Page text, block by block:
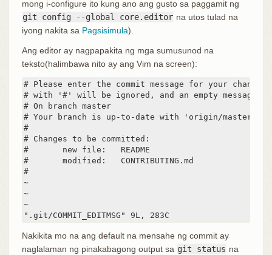
mong i-configure ito kung ano ang gusto sa paggamit ng
git config --global core.editor na utos tulad na
iyong nakita sa Pagsisimula).
Ang editor ay nagpapakita ng mga sumusunod na
teksto(halimbawa nito ay ang Vim na screen):
# Please enter the commit message for your
# with '#' will be ignored, and an empty message
# On branch master
# Your branch is up-to-date with 'origin/master'.
#
# Changes to be committed:
#	new file:   README
#	modified:   CONTRIBUTING.md
#
~
~
~
".git/COMMIT_EDITMSG" 9L, 283C
Nakikita mo na ang default na mensahe ng commit ay
naglalaman ng pinakabagong output sa git status na